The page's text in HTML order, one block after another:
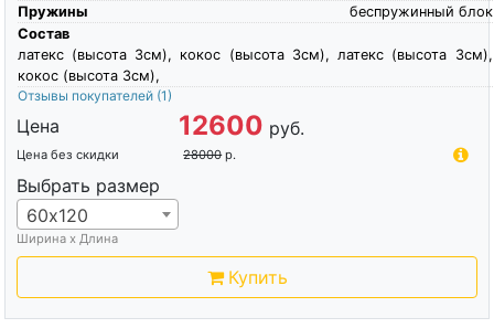
Пружины
беспружинный блок
Состав
латекс (высота 3см), кокос (высота 3см), латекс (высота 3см),
кокос (высота 3см),
Отзывы покупателей (1)
Цена 12600 руб.
Цена без скидки 28000 р.
Выбрать размер
60х120
Ширина х Длина
Купить